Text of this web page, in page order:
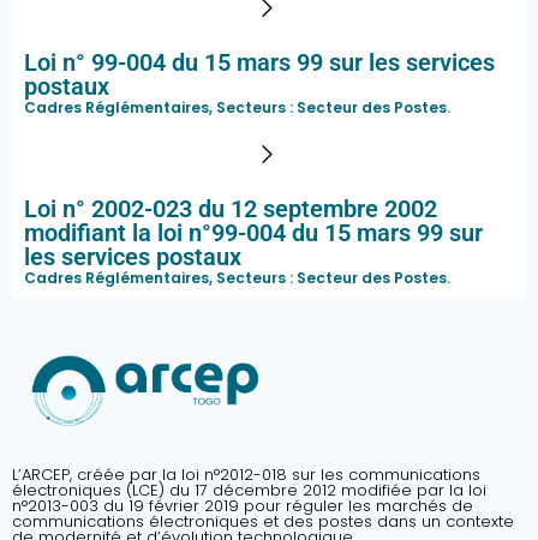
Loi n° 99-004 du 15 mars 99 sur les services
postaux
Cadres Réglémentaires, Secteurs : Secteur des Postes.
Loi n° 2002-023 du 12 septembre 2002
modifiant la loi n°99-004 du 15 mars 99 sur
les services postaux
Cadres Réglémentaires, Secteurs : Secteur des Postes.
L’ARCEP, créée par la loi n°2012-018 sur les communications
électroniques (LCE) du 17 décembre 2012 modifiée par la loi
n°2013-003 du 19 février 2019 pour réguler les marchés de
communications électroniques et des postes dans un contexte